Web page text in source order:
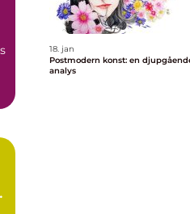
18. jan
Postmodern konst: en
analys